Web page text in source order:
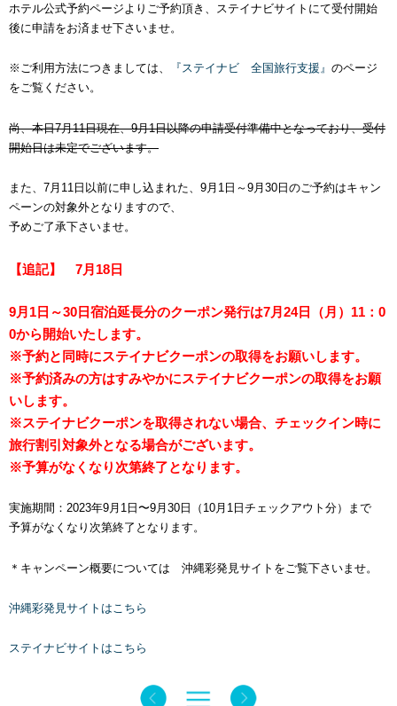
ホテル公式予約ページよりご予約頂き、ステイナビサイトにて受付開始
後に申請をお済ませ下さいませ。
※ご利用方法につきましては、 『ステイナビ 全国旅行支援』 のページ
をご覧ください。
尚、本日7月11日現在、9月1日以降の申請受付準備中となっており、受付
開始日は未定でございます。
また、7月11日以前に申し込まれた、9月1日～9月30日のご予約はキャン
ペーンの対象外となりますので、
予めご了承下さいませ。
【追記】 7月18日
9月1日～30日宿泊延長分のクーポン発行は7月24日（月）11：0
0から開始いたします。
※予約と同時にステイナビクーポンの取得をお願いします。
※予約済みの方はすみやかにステイナビクーポンの取得をお願
いします。
※ステイナビクーポンを取得されない場合、チェックイン時に
旅行割引対象外となる場合がございます。
※予算がなくなり次第終了となります。
実施期間：2023年9月1日〜9月30日（10月1日チェックアウト分）まで
予算がなくなり次第終了となります。
＊キャンペーン概要については 沖縄彩発見サイトをご覧下さいませ。
沖縄彩発見サイトはこちら
ステイナビサイトはこちら